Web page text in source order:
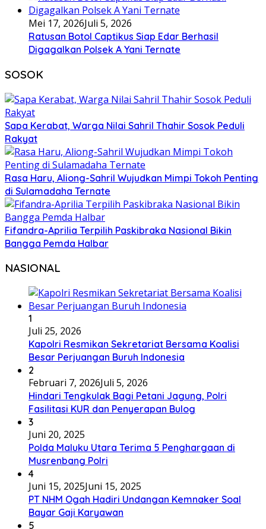
Mei 17, 2026Juli 5, 2026
Ratusan Botol Captikus Siap Edar Berhasil
Digagalkan Polsek A Yani Ternate
SOSOK
Sapa Kerabat, Warga Nilai Sahril Thahir Sosok Peduli
Rakyat
Rasa Haru, Aliong-Sahril Wujudkan Mimpi Tokoh Penting
di Sulamadaha Ternate
Fifandra-Aprilia Terpilih Paskibraka Nasional Bikin
Bangga Pemda Halbar
NASIONAL
1
Juli 25, 2026
Kapolri Resmikan Sekretariat Bersama Koalisi
Besar Perjuangan Buruh Indonesia
2
Februari 7, 2026Juli 5, 2026
Hindari Tengkulak Bagi Petani Jagung, Polri
Fasilitasi KUR dan Penyerapan Bulog
3
Juni 20, 2025
Polda Maluku Utara Terima 5 Penghargaan di
Musrenbang Polri
4
Juni 15, 2025Juni 15, 2025
PT NHM Ogah Hadiri Undangan Kemnaker Soal
Bayar Gaji Karyawan
5